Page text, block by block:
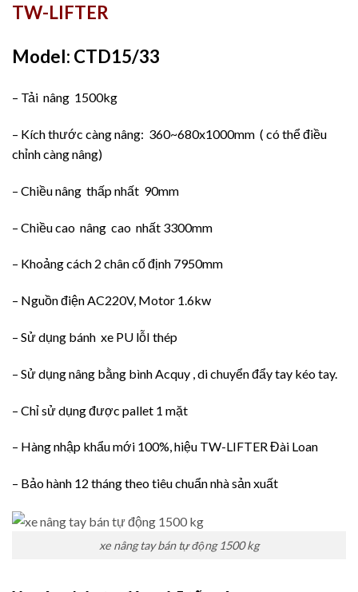
TW-LIFTER
Model: CTD15/33
– Tải nâng 1500kg
– Kích thước càng nâng: 360~680x1000mm ( có thể điều
chỉnh càng nâng)
– Chiều nâng thấp nhất 90mm
– Chiều cao nâng cao nhất 3300mm
– Khoảng cách 2 chân cố định 7950mm
– Nguồn điện AC220V, Motor 1.6kw
– Sử dụng bánh xe PU lỗI thép
– Sử dụng nâng bằng bình Acquy , di chuyển đẩy tay kéo tay.
– Chỉ sử dụng được pallet 1 mặt
– Hàng nhập khẩu mới 100%, hiệu TW-LIFTER Đài Loan
– Bảo hành 12 tháng theo tiêu chuẩn nhà sản xuất
xe nâng tay bán tự động 1500 kg